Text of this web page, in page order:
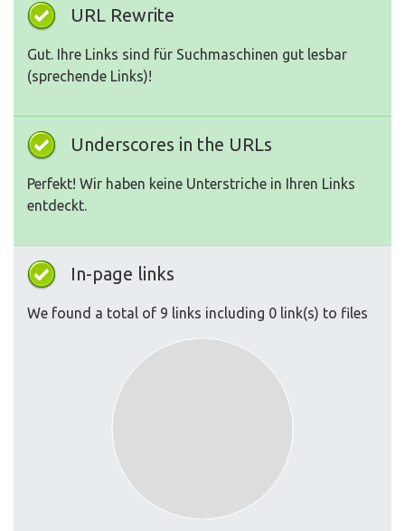
URL Rewrite
Gut. Ihre Links sind für Suchmaschinen gut lesbar
(sprechende Links)!
Underscores in the URLs
Perfekt! Wir haben keine Unterstriche in Ihren Links
entdeckt.
In-page links
We found a total of 9 links including 0 link(s) to files